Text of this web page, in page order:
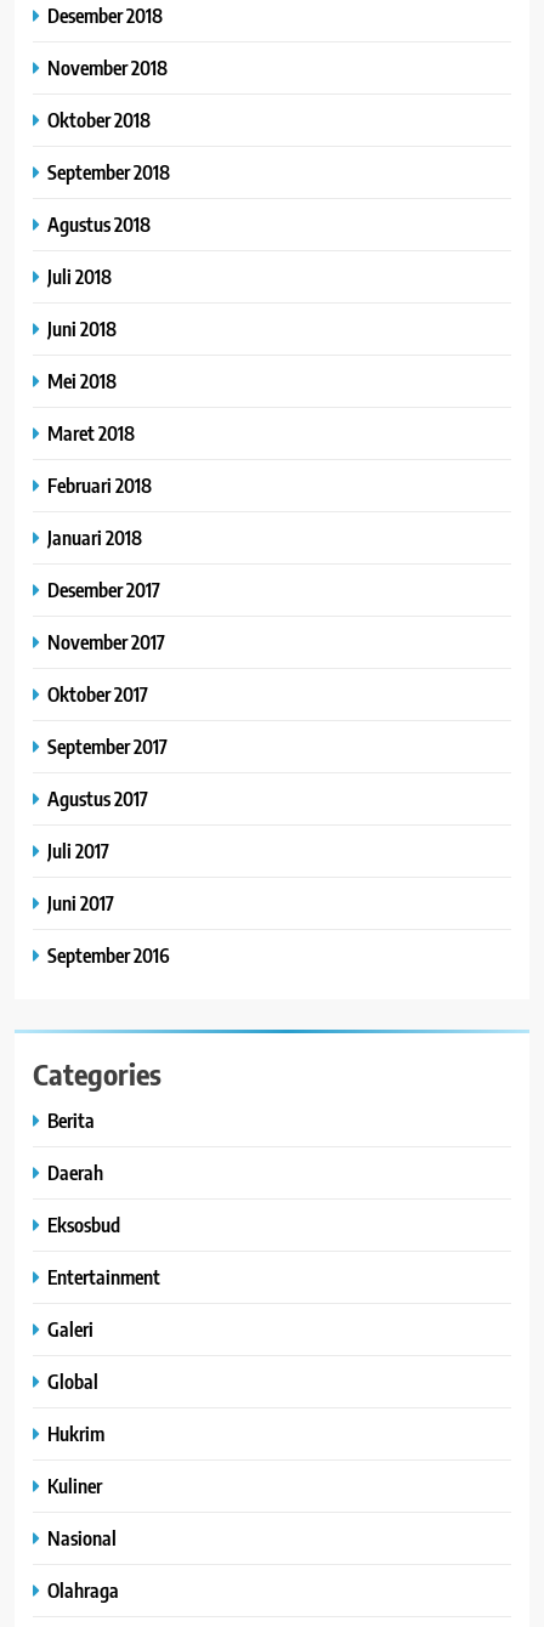
Desember 2018
November 2018
Oktober 2018
September 2018
Agustus 2018
Juli 2018
Juni 2018
Mei 2018
Maret 2018
Februari 2018
Januari 2018
Desember 2017
November 2017
Oktober 2017
September 2017
Agustus 2017
Juli 2017
Juni 2017
September 2016
Categories
Berita
Daerah
Eksosbud
Entertainment
Galeri
Global
Hukrim
Kuliner
Nasional
Olahraga